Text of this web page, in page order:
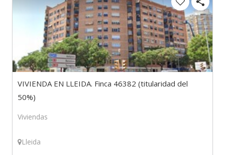
VIVIENDA EN LLEIDA. Finca 46382 (titularidad del
50%)
Viviendas
Lleida